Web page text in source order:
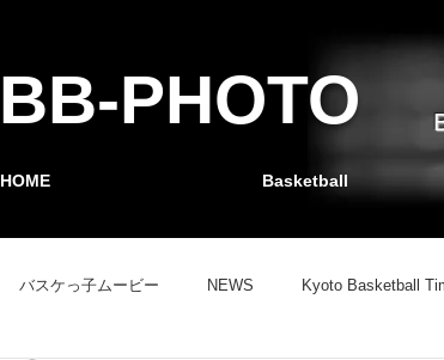
BB-PHOTO
HOME Basketball
バスケっ子ムービー NEWS Kyoto Basketball